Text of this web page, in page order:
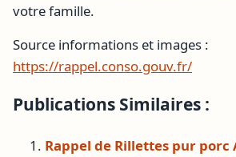
votre famille.
Source informations et images :
https://rappel.conso.gouv.fr/
Publications Similaires :
Rappel de Rillettes pur porc